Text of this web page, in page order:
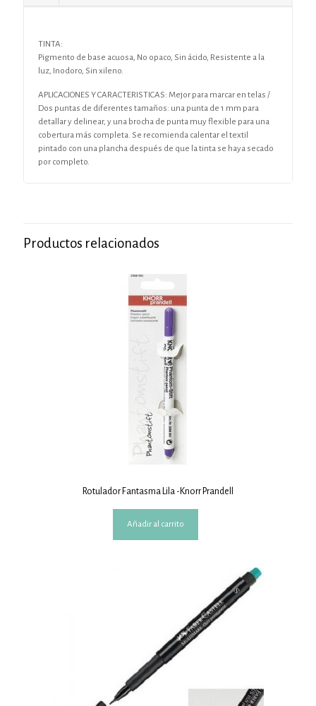
TINTA:
Pigmento de base acuosa, No opaco, Sin ácido, Resistente a la
luz, Inodoro, Sin xileno.
APLICACIONES Y CARACTERISTICAS: Mejor para marcar en telas /
Dos puntas de diferentes tamaños: una punta de 1 mm para
detallar y delinear, y una brocha de punta muy flexible para una
cobertura más completa. Se recomienda calentar el textil
pintado con una plancha después de que la tinta se haya secado
por completo.
Productos relacionados
Rotulador Fantasma Lila -Knorr Prandell
Añadir al carrito